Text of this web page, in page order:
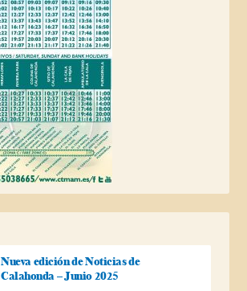
Nueva edición de Noticias de
Calahonda – Junio 2025